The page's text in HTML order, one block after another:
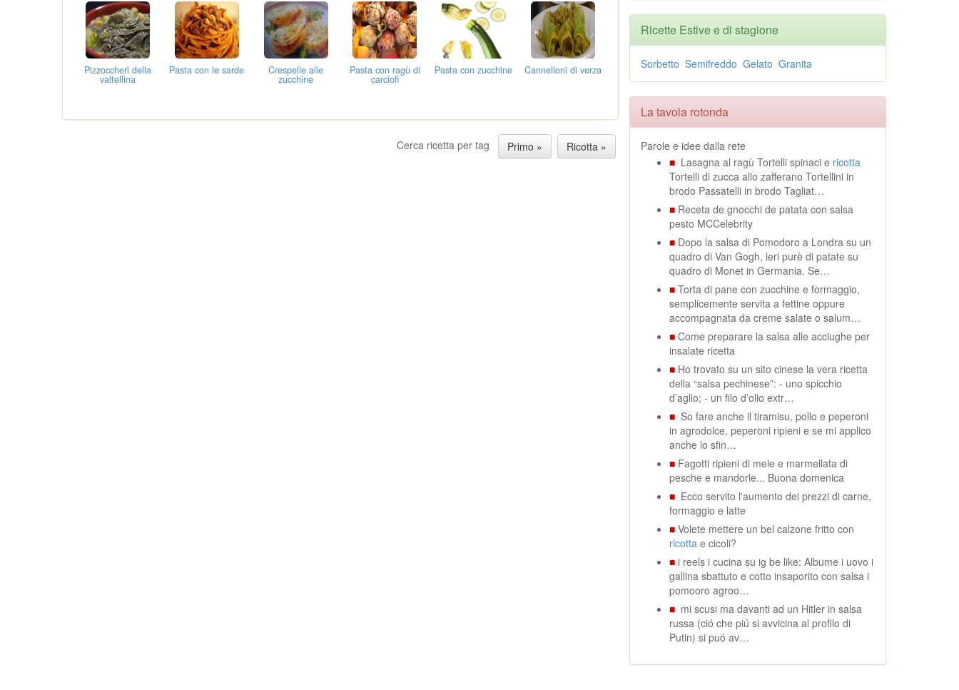
Pizzoccheri della
valtellina
Pasta con le sarde Crespelle alle
zucchine
Pasta con ragù di
carciofi
Pasta con zucchine Cannelloni di verza
Cerca ricetta per tag Primo » Ricotta »
Ricette Estive e di stagione
Sorbetto Semifreddo Gelato Granita
La tavola rotonda
Parole e idee dalla rete
■ Lasagna al ragù Tortelli spinaci e ricotta
Tortelli di zucca allo zafferano Tortellini in
brodo Passatelli in brodo Tagliat…
■ Receta de gnocchi de patata con salsa
pesto MCCelebrity
■ Dopo la salsa di Pomodoro a Londra su un
quadro di Van Gogh, ieri purè di patate su
quadro di Monet in Germania. Se…
■ Torta di pane con zucchine e formaggio,
semplicemente servita a fettine oppure
accompagnata da creme salate o salum…
■ Come preparare la salsa alle acciughe per
insalate ricetta
■ Ho trovato su un sito cinese la vera ricetta
della “salsa pechinese”: - uno spicchio
d’aglio; - un filo d’olio extr…
■ So fare anche il tiramisu, pollo e peperoni
in agrodolce, peperoni ripieni e se mi applico
anche lo sfin…
■ Fagotti ripieni di mele e marmellata di
pesche e mandorle... Buona domenica
■ Ecco servito l'aumento dei prezzi di carne,
formaggio e latte
■ Volete mettere un bel calzone fritto con
ricotta e cicoli?
■ i reels i cucina su ig be like: Albume i uovo i
gallina sbattuto e cotto insaporito con salsa i
pomooro agroo…
■ mi scusi ma davanti ad un Hitler in salsa
russa (ció che piú si avvicina al profilo di
Putin) si puó av…